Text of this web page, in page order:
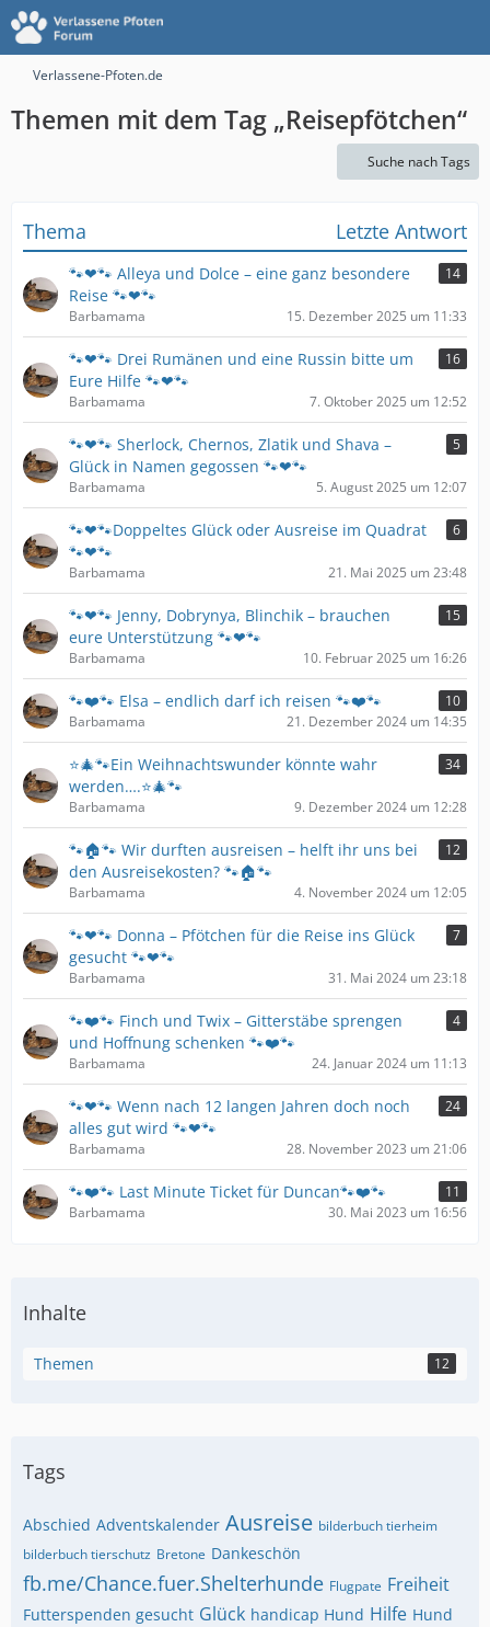
Verlassene-Pfoten.de
Themen mit dem Tag „Reisepfötchen“
Suche nach Tags
Thema Letzte Antwort
🐾❤🐾 Alleya und Dolce – eine ganz besondere
Reise 🐾❤🐾
14
Barbamama 15. Dezember 2025 um 11:33
🐾❤🐾 Drei Rumänen und eine Russin bitte um
Eure Hilfe 🐾❤🐾
16
Barbamama 7. Oktober 2025 um 12:52
🐾❤🐾 Sherlock, Chernos, Zlatik und Shava –
Glück in Namen gegossen 🐾❤🐾
5
Barbamama 5. August 2025 um 12:07
🐾❤🐾Doppeltes Glück oder Ausreise im Quadrat
🐾❤🐾
6
Barbamama 21. Mai 2025 um 23:48
🐾❤🐾 Jenny, Dobrynya, Blinchik – brauchen
eure Unterstützung 🐾❤🐾
15
Barbamama 10. Februar 2025 um 16:26
🐾❤️🐾 Elsa – endlich darf ich reisen 🐾❤️🐾
10
Barbamama
21. Dezember 2024 um 14:35
⭐️🎄🐾Ein Weihnachtswunder könnte wahr
werden….⭐️🎄🐾
34
Barbamama 9. Dezember 2024 um 12:28
🐾🏠🐾 Wir durften ausreisen – helft ihr uns bei
den Ausreisekosten? 🐾🏠🐾
12
Barbamama 4. November 2024 um 12:05
🐾❤🐾 Donna – Pfötchen für die Reise ins Glück
gesucht 🐾❤🐾
7
Barbamama 31. Mai 2024 um 23:18
🐾❤️🐾 Finch und Twix – Gitterstäbe sprengen
und Hoffnung schenken 🐾❤️🐾
4
Barbamama 24. Januar 2024 um 11:13
🐾❤🐾 Wenn nach 12 langen Jahren doch noch
alles gut wird 🐾❤🐾
24
Barbamama 28. November 2023 um 21:06
🐾❤️🐾 Last Minute Ticket für Duncan🐾❤️🐾
11
Barbamama
30. Mai 2023 um 16:56
Inhalte
Themen 12
Tags
Abschied Adventskalender Ausreise bilderbuch tierheim
bilderbuch tierschutz Bretone Dankeschön
fb.me/Chance.fuer.Shelterhunde Flugpate Freiheit
Futterspenden gesucht Glück handicap Hund Hilfe Hund